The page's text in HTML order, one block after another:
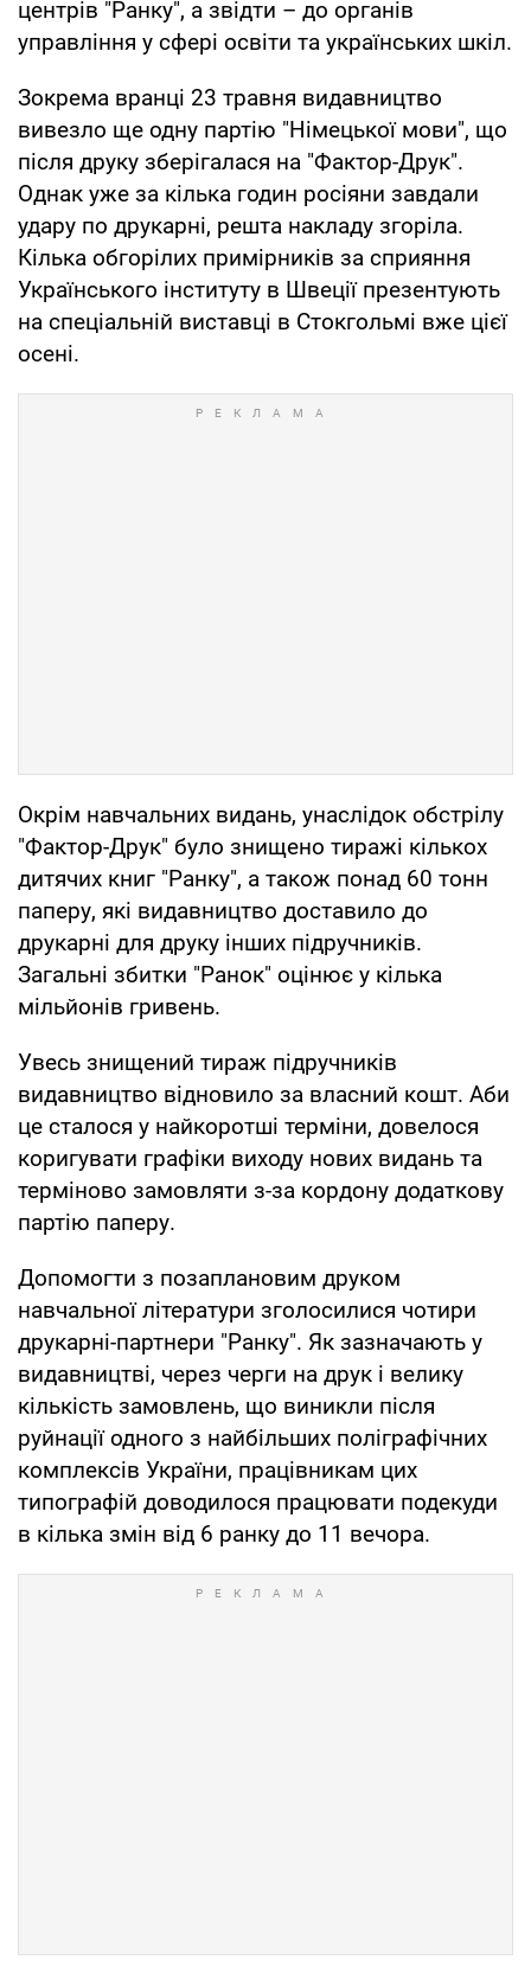
центрів "Ранку", а звідти – до органів
управління у сфері освіти та українських шкіл.
Зокрема вранці 23 травня видавництво
вивезло ще одну партію "Німецької мови", що
після друку зберігалася на "Фактор-Друк".
Однак уже за кілька годин росіяни завдали
удару по друкарні, решта накладу згоріла.
Кілька обгорілих примірників за сприяння
Українського інституту в Швеції презентують
на спеціальній виставці в Стокгольмі вже цієї
осені.
Окрім навчальних видань, унаслідок обстрілу
"Фактор-Друк" було знищено тиражі кількох
дитячих книг "Ранку", а також понад 60 тонн
паперу, які видавництво доставило до
друкарні для друку інших підручників.
Загальні збитки "Ранок" оцінює у кілька
мільйонів гривень.
Увесь знищений тираж підручників
видавництво відновило за власний кошт. Аби
це сталося у найкоротші терміни, довелося
коригувати графіки виходу нових видань та
терміново замовляти з-за кордону додаткову
партію паперу.
Допомогти з позаплановим друком
навчальної літератури зголосилися чотири
друкарні-партнери "Ранку". Як зазначають у
видавництві, через черги на друк і велику
кількість замовлень, що виникли після
руйнації одного з найбільших поліграфічних
комплексів України, працівникам цих
типографій доводилося працювати подекуди
в кілька змін від 6 ранку до 11 вечора.